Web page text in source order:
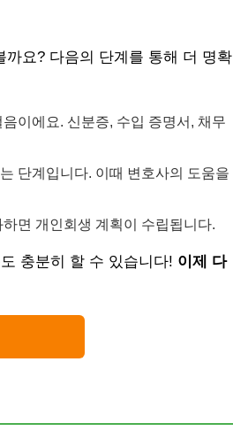
요? 다음의 단계를 통해 더 명확
이에요. 신분증, 수입 증명서, 채무
단계입니다. 이때 변호사의 도움을
면 개인회생 계획이 수립됩니다.
충분히 할 수 있습니다! 이제 다